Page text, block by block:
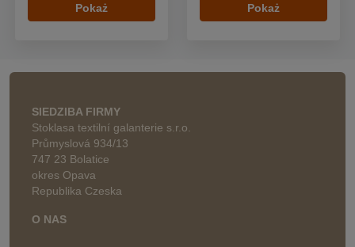
Pokaż Pokaż
SIEDZIBA FIRMY
Stoklasa textilní galanterie s.r.o.
Průmyslová 934/13
747 23 Bolatice
okres Opava
Republika Czeska
O NAS